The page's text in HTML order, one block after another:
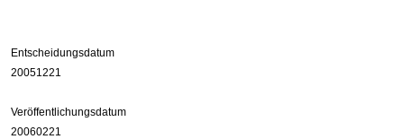
Entscheidungsdatum
20051221
Veröffentlichungsdatum
20060221